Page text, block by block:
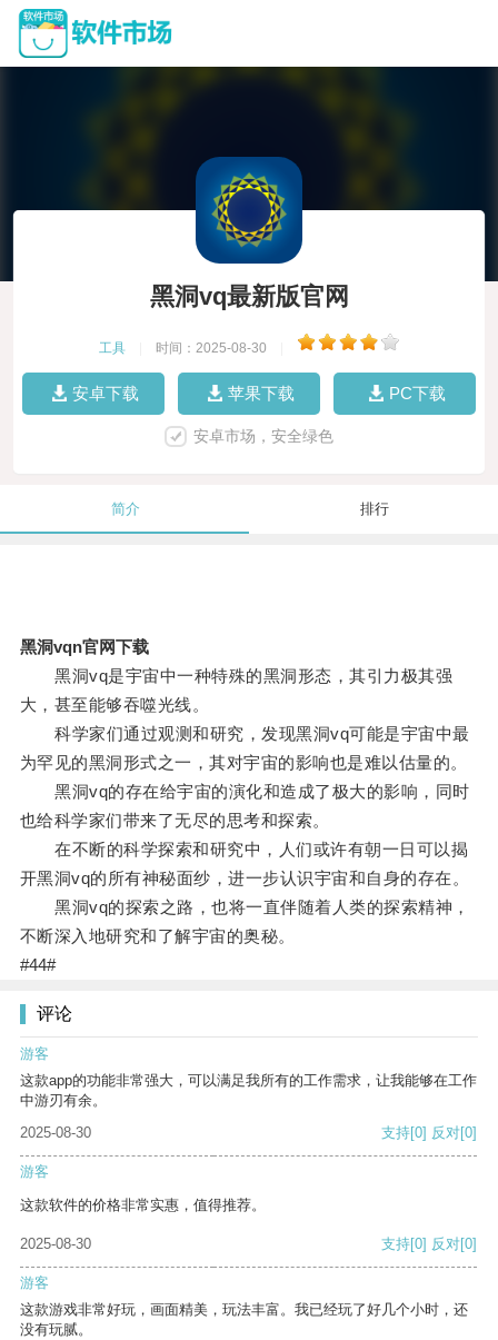
黑洞vq最新版官网
工具 时间：2025-08-30
安卓下载 苹果下载 PC下载
安卓市场，安全绿色
简介 排行
黑洞vqn官网下载
黑洞vq是宇宙中一种特殊的黑洞形态，其引力极其强
大，甚至能够吞噬光线。
科学家们通过观测和研究，发现黑洞vq可能是宇宙中最
为罕见的黑洞形式之一，其对宇宙的影响也是难以估量的。
黑洞vq的存在给宇宙的演化和造成了极大的影响，同时
也给科学家们带来了无尽的思考和探索。
在不断的科学探索和研究中，人们或许有朝一日可以揭
开黑洞vq的所有神秘面纱，进一步认识宇宙和自身的存在。
黑洞vq的探索之路，也将一直伴随着人类的探索精神，
不断深入地研究和了解宇宙的奥秘。
#44#
评论
游客
这款app的功能非常强大，可以满足我所有的工作需求，让我能够在工作
中游刃有余。
2025-08-30
支持[0] 反对[0]
游客
这款软件的价格非常实惠，值得推荐。
2025-08-30 支持[0] 反对[0]
游客
这款游戏非常好玩，画面精美，玩法丰富。我已经玩了好几个小时，还
没有玩腻。